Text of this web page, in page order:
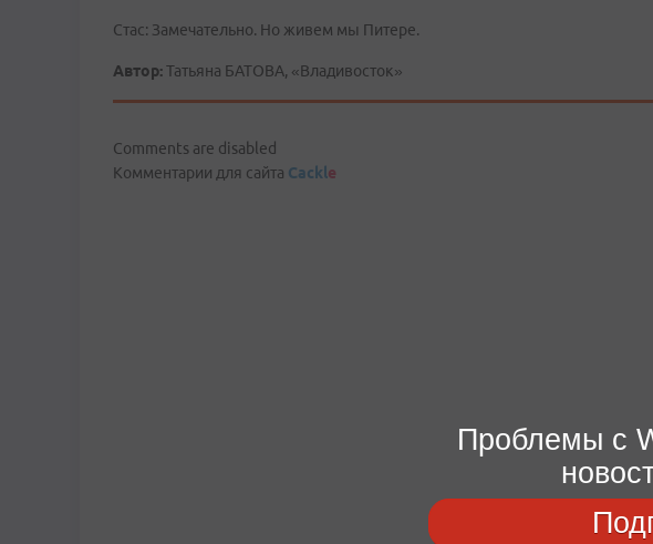
Стас: Замечательно. Но живем мы Питере.
Автор:Татьяна БАТОВА, «Владивосток»
Comments are disabled
Комментарии для сайта Cackle
Проблемы с